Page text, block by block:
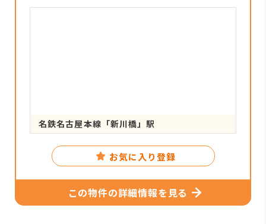
名鉄名古屋本線「新川橋」駅
お気に入り登録
この物件の詳細情報を見る